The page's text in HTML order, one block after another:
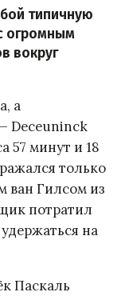
типичную
огромным
вокруг
а
Deceuninck
57 минут и 18
только
ван Гилсом из
потратил
на
Паскаль